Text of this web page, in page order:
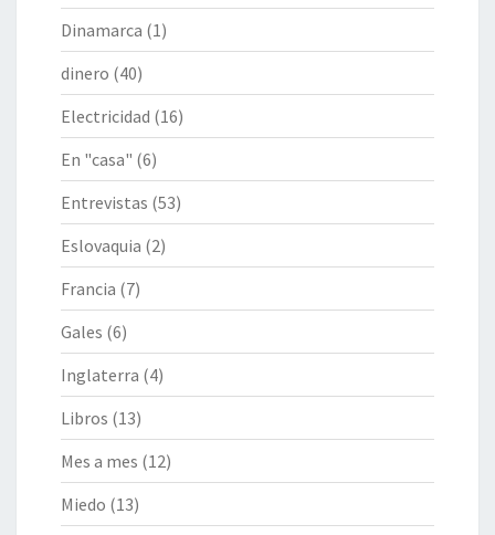
Dinamarca (1)
dinero (40)
Electricidad (16)
En "casa" (6)
Entrevistas (53)
Eslovaquia (2)
Francia (7)
Gales (6)
Inglaterra (4)
Libros (13)
Mes a mes (12)
Miedo (13)